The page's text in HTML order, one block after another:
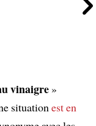
vinaigre»
situation est en